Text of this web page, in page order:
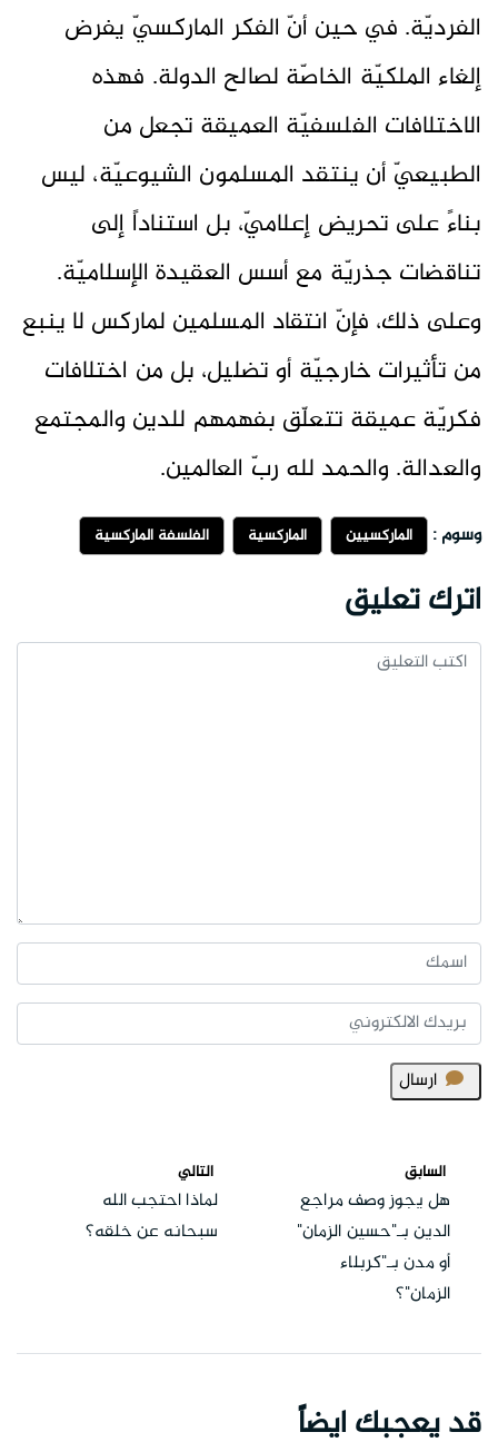
الفرديّة. في حين أنّ الفكر الماركسيّ يفرض
إلغاء الملكيّة الخاصّة لصالح الدولة. فهذه
الاختلافات الفلسفيّة العميقة تجعل من
الطبيعيّ أن ينتقد المسلمون الشيوعيّة، ليس
بناءً على تحريض إعلاميّ، بل استناداً إلى
تناقضات جذريّة مع أسس العقيدة الإسلاميّة.
وعلى ذلك، فإنّ انتقاد المسلمين لماركس لا ينبع
من تأثيرات خارجيّة أو تضليل، بل من اختلافات
فكريّة عميقة تتعلّق بفهمهم للدين والمجتمع
والعدالة. والحمد لله ربّ العالمين.
وسوم : الماركسيين الماركسية الفلسفة الماركسية
اترك تعليق
ارسال
السابق
هل يجوز وصف مراجع
الدين بـ"حسين الزمان"
أو مدن بـ"كربلاء
الزمان"؟
التالي
لماذا احتجب الله
سبحانه عن خلقه؟
قد يعجبك ايضاً